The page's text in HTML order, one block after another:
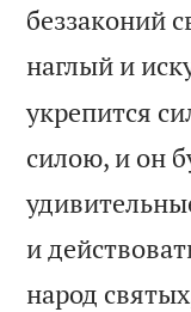
беззаконий
наглый и
укрепится
силою, и он
и
народ